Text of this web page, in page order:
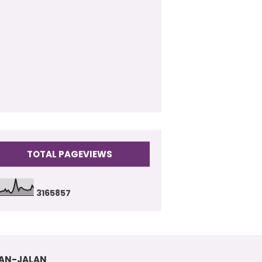
TOTAL PAGEVIEWS
3165857